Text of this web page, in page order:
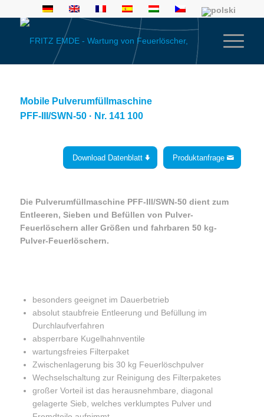
Mobile Pulverumfüllmaschine
PFF-III/SWN-50 · Nr. 141 100
Produktanfrage
Download Datenblatt
Die Pulverumfüllmaschine PFF-III/SWN-50 dient zum
Entleeren, Sieben und Befüllen von Pulver-
Feuerlöschern aller Größen und fahrbaren 50 kg-
Pulver-Feuerlöschern.
besonders geeignet im Dauerbetrieb
absolut staubfreie Entleerung und Befüllung im
Durchlaufverfahren
absperrbare Kugelhahnventile
wartungsfreies Filterpaket
Zwischenlagerung bis 30 kg Feuerlöschpulver
Wechselschaltung zur Reinigung des Filterpaketes
großer Vorteil ist das herausnehmbare, diagonal
gelagerte Sieb, welches verklumptes Pulver und